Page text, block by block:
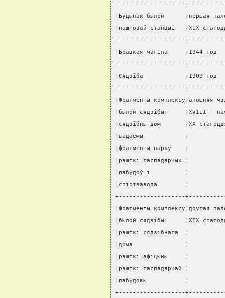
+-------------------
¦Будынак былой
¦паштовай станцыi   ¦XIX
+-------------------
¦Брацкая магiла     ¦1944
+-------------------
¦Сядзiба            ¦1909
+-------------------
¦Фрагменты
¦былой сядзiбы:
¦сядзiбны дом       ¦XX
¦вадаёмы            ¦
¦фрагменты парку    ¦
¦рэшткi гаспадарчых ¦
¦пабудоў i          ¦
¦спiртзавода        ¦
+-------------------
¦Фрагменты
¦былой сядзiбы:     ¦XIX
¦рэшткi сядзiбнага  ¦
¦дома               ¦
¦рэшткi афiцыны     ¦
¦рэшткi гаспадарчай ¦
¦пабудовы           ¦
+-------------------